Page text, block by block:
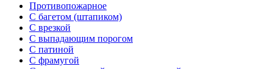
Противопожарное
С багетом (штапиком)
С врезкой
С выпадающим порогом
С патиной
С фрамугой